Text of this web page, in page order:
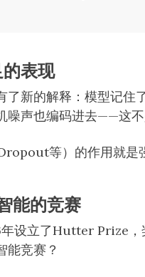
表现
了新的解释：模型记住
噪声也编码进去——这不
等）的作用就
的竞赛
设立了Hutter Prize，
能竞赛？